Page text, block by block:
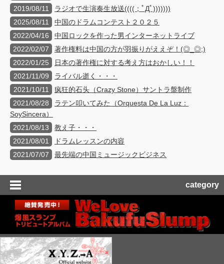
2019/08/11
ラジオで生演奏生放送((((；ﾟДﾟ)))))))
2025/08/11
中国のドラムコンテスト２０２５
2022/04/16
中国ロックを作った男インターネットライブ
2022/02/07
著作権料は中国の方が羽振りがええぞ！(◎_◎;)
2022/01/25
日本の著作権に対する考え方はおかしい！！
2021/11/09
ライバル逝く・・・
2021/10/11
疯狂的石头（Crazy Stone）サントラ盤制作
2021/08/28
ラテン叩いてみた（Orquesta De La Luz：
SoySincera）
2021/08/13
教え子・・・
2021/08/01
ドラムレッスンの内容
2021/07/07
最先端の中国ミュージックビジネス
category